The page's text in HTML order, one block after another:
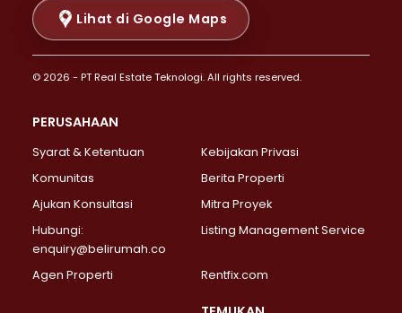
Properti Dijual di Kramat >
Properti Dijual di Pasar Baru >
Properti Dijual di Bendungan Hilir >
Properti Dijual di Jakarta Selatan >
Properti Dijual di Lebak Bulus >
Properti Dijual di Gandaria Selatan >
Properti Dijual di Pondok Labu >
Properti Dijual di Lenteng Agung >
Properti Dijual di Senayan >
Properti Dijual di Pondok Pinang >
Properti Dijual di Kebayoran Lama >
Lihat di Google Maps
© 2026 - PT Real Estate Teknologi. All rights reserved.
PERUSAHAAN
Syarat & Ketentuan
Kebijakan Privasi
Komunitas
Berita Properti
Ajukan Konsultasi
Mitra Proyek
Hubungi:
enquiry@belirumah.co
Listing Management Service
Agen Properti Rentfix.com